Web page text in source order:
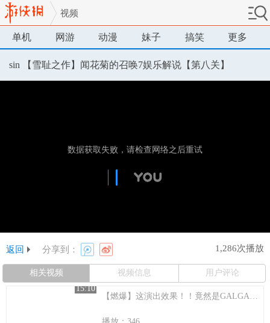
视频
单机 网游 动漫 妹子 搞笑 更多
sin 【雪耻之作】闻花菊的召唤7娱乐解说【第八关】
返回 分享到： 1,286次播放
相关视频 视频信息
用户评论
15:10
【燃爆】这演出效果！！竟然是GALGAME？你逗我？